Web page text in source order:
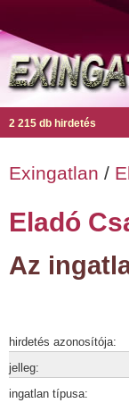
2 215 db hirdetés
Exingatlan /
Eladó
Az
hirdetés azonosítója:
jelleg:
ingatlan típusa: